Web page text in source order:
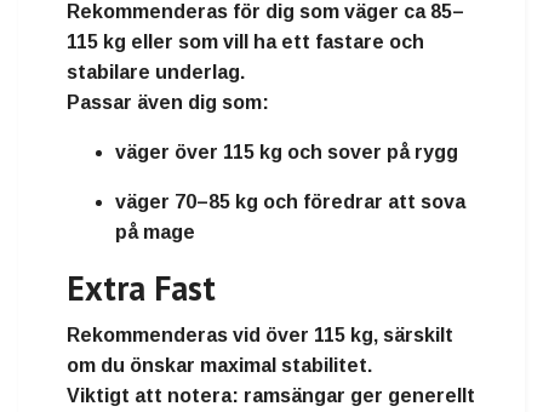
Rekommenderas för dig som väger ca 85–
115 kg eller som vill ha ett fastare och
stabilare underlag.
Passar även dig som:
väger över 115 kg och sover på rygg
väger 70–85 kg och föredrar att sova
på mage
Extra Fast
Rekommenderas vid över 115 kg, särskilt
om du önskar maximal stabilitet.
Viktigt att notera: ramsängar ger generellt